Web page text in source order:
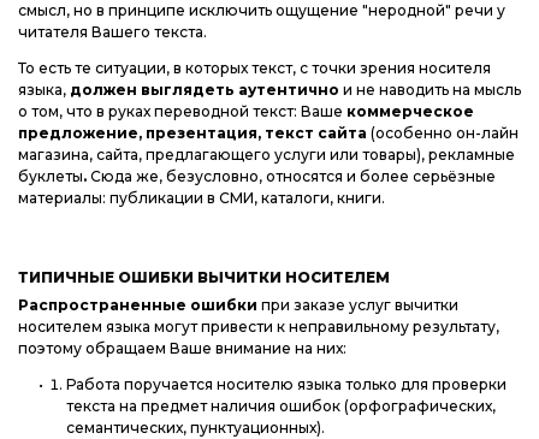
смысл, но в принципе исключить ощущение "неродной" речи у
читателя Вашего текста.
То есть те ситуации, в которых текст, с точки зрения носителя
языка, должен выглядеть аутентично и не наводить на мысль
о том, что в руках переводной текст: Ваше коммерческое
предложение, презентация, текст сайта (особенно он-лайн
магазина, сайта, предлагающего услуги или товары), рекламные
буклеты. Сюда же, безусловно, относятся и более серьёзные
материалы: публикации в СМИ, каталоги, книги.
ТИПИЧНЫЕ ОШИБКИ ВЫЧИТКИ НОСИТЕЛЕМ
Распространенные ошибки при заказе услуг вычитки
носителем языка могут привести к неправильному результату,
поэтому обращаем Ваше внимание на них:
Работа поручается носителю языка только для проверки
текста на предмет наличия ошибок (орфографических,
семантических, пунктуационных).